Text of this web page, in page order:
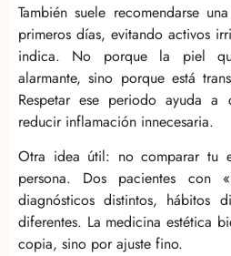
También suele recomendarse
primeros días, evitando activos
indica. No porque la piel
alarmante, sino porque está
Respetar ese periodo ayuda
reducir inflamación innecesaria.
Otra idea útil: no comparar tu
persona. Dos pacientes con
diagnósticos distintos, hábitos
diferentes. La medicina estética
copia, sino por ajuste fino.